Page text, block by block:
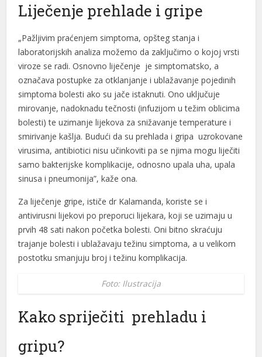
Liječenje prehlade i gripe
„Pažljivim praćenjem simptoma, opšteg stanja i
laboratorijskih analiza možemo da zaključimo o kojoj vrsti
viroze se radi. Osnovno liječenje je simptomatsko, a
označava postupke za otklanjanje i ublažavanje pojedinih
simptoma bolesti ako su jače istaknuti. Ono uključuje
mirovanje, nadoknadu tečnosti (infuzijom u težim oblicima
bolesti) te uzimanje lijekova za snižavanje temperature i
smirivanje kašlja. Budući da su prehlada i gripa uzrokovane
virusima, antibiotici nisu učinkoviti pa se njima mogu liječiti
samo bakterijske komplikacije, odnosno upala uha, upala
sinusa i pneumonija”, kaže ona.
Za liječenje gripe, ističe dr Kalamanda, koriste se i
antivirusni lijekovi po preporuci lijekara, koji se uzimaju u
prvih 48 sati nakon početka bolesti. Oni bitno skraćuju
trajanje bolesti i ublažavaju težinu simptoma, a u velikom
postotku smanjuju broj i težinu komplikacija.
Foto: Ilustracija
Kako spriječiti prehladu i
gripu?